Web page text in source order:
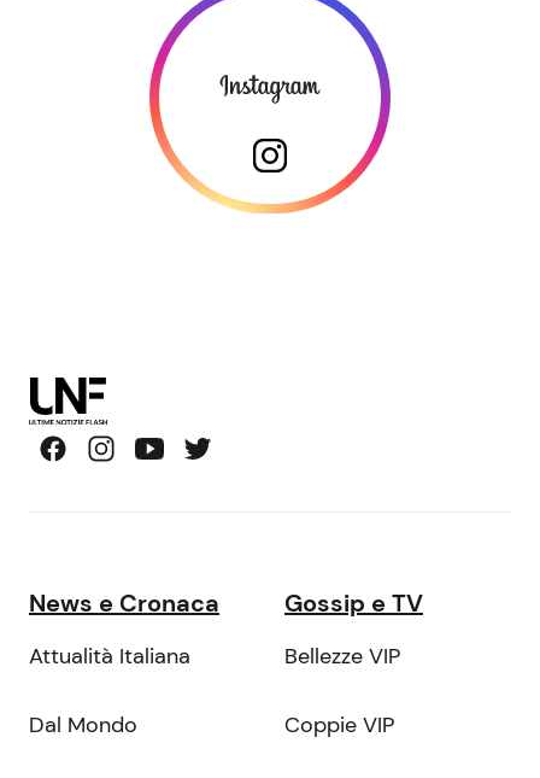
News e Cronaca
Attualità Italiana
Dal Mondo
Gossip e TV
Bellezze VIP
Coppie VIP